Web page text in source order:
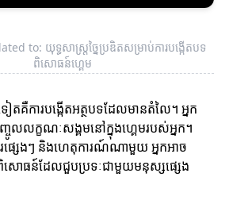
to: យុទ្ធសាស្ត្រច្នៃប្រឌិតសម្រាប់ការបង្កើតបទ
ពិសោធន៍ហ្គេម
តគឺការបង្កើតអត្ថបទដែលមានតំលៃ។ អ្នក
ចូលលក្ខណៈសង្គមនៅក្នុងហ្គេមរបស់អ្នក។
ផ្សេងៗ និងហេតុការណ៍ណាមួយ អ្នកអាច
សោធន៍ដែលជួបប្រទៈជាមួយមនុស្សផ្សេង